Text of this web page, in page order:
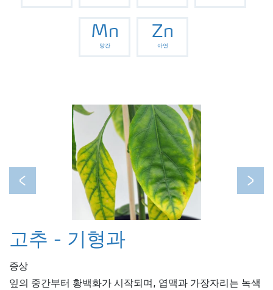
Mn
망간
Zn
아연
Previous Next
고추 - 기형과
증상
잎의 중간부터 황백화가 시작되며, 엽맥과 가장자리는 녹색